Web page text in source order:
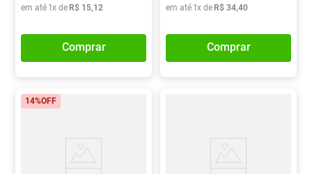
em até 1x deR$ 15,12
Comprar
em até 1x deR$ 34,40
Comprar
14%OFF